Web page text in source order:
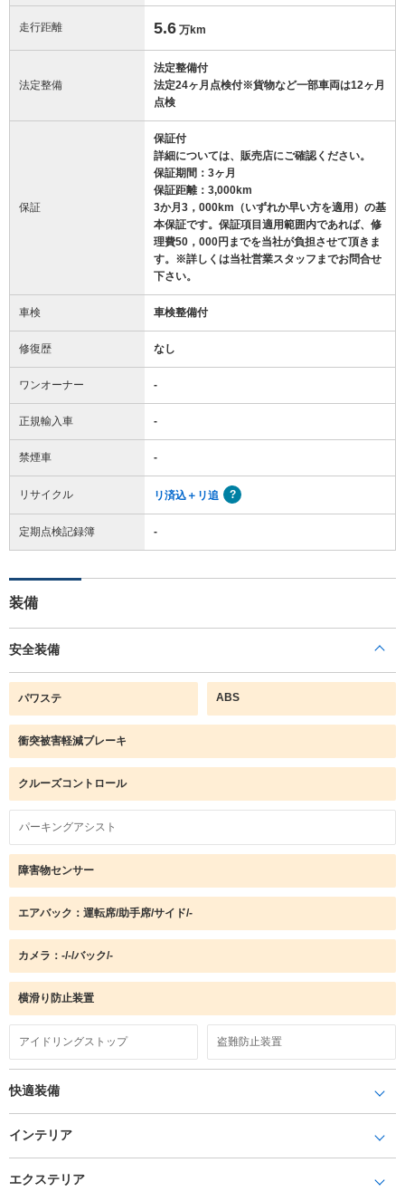
走行距離 5.6 万km
法定整備
法定整備付
法定24ヶ月点検付※貨物など一部車両は12ヶ月
点検
保証
保証付
詳細については、販売店にご確認ください。
保証期間：3ヶ月
保証距離：3,000km
3か月3，000km（いずれか早い方を適用）の基
本保証です。保証項目適用範囲内であれば、修
理費50，000円までを当社が負担させて頂きま
す。※詳しくは当社営業スタッフまでお問合せ
下さい。
車検 車検整備付
修復歴 なし
ワンオーナー -
正規輸入車 -
禁煙車 -
リサイクル リ済込＋リ追
定期点検記録簿 -
装備
安全装備
パワステ ABS
衝突被害軽減ブレーキ
クルーズコントロール
パーキングアシスト
障害物センサー
エアバック：運転席/助手席/サイド/-
カメラ：-/-/バック/-
横滑り防止装置
アイドリングストップ 盗難防止装置
快適装備
インテリア
エクステリア